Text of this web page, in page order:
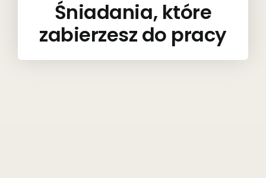
Śniadania, które
zabierzesz do pracy